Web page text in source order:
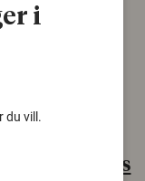
Det visar en studie
med deltagare i fyra
var Sveriges
i
du vill.